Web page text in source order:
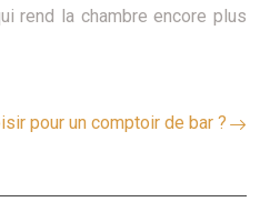
rend la chambre encore plus
pour un comptoir de bar ?